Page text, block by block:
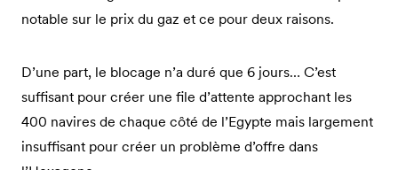
notable sur le prix du gaz et ce pour deux raisons.
D’une part, le blocage n’a duré que 6 jours… C’est
suffisant pour créer une file d’attente approchant les
400 navires de chaque côté de l’Egypte mais largement
insuffisant pour créer un problème d’offre dans